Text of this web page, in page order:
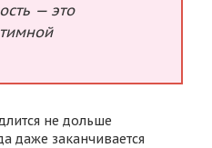
— это
не дольше
даже заканчивается